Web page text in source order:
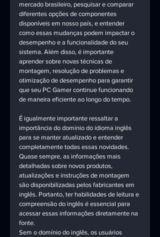
mercado brasileiro, pesquisar e comparar
diferentes opções de componentes
disponíveis em nosso país, e entender
como essas mudanças podem impactar o
desempenho e a funcionalidade do seu
sistema. Além disso, é importante
aprender sobre novas técnicas de
montagem, resolução de problemas e
otimização de desempenho para garantir
que seu PC Gamer continue funcionando
de maneira eficiente ao longo do tempo.
É igualmente importante ressaltar a
importância do domínio do idioma inglês
para se manter atualizado e entender
completamente todas essas novidades.
Quase sempre, as informações mais
detalhadas sobre novos produtos,
atualizações e instruções de montagem
são disponibilizadas pelos fabricantes em
inglês. Portanto, ter habilidades de leitura e
compreensão do inglês é essencial para
acessar essas informações diretamente na
fonte.
Sem o domínio do inglês, os usuários